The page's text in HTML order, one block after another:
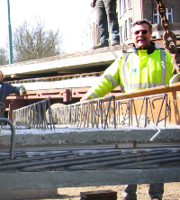
Next